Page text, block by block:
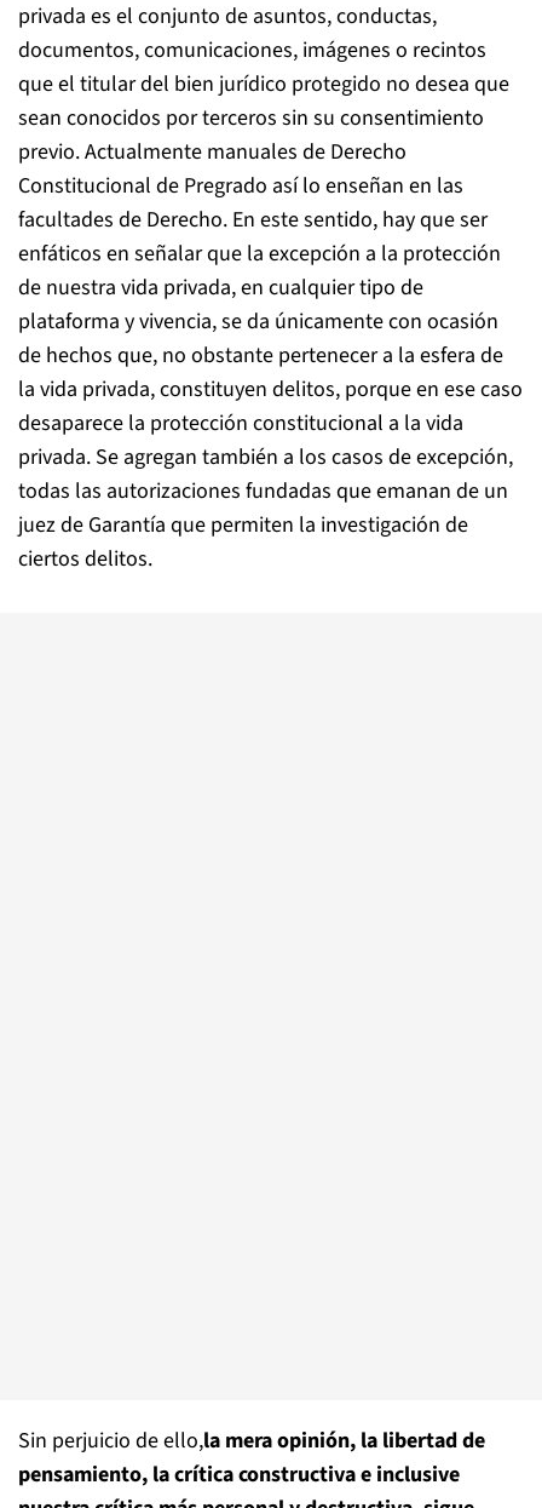
privada es el conjunto de asuntos, conductas,
documentos, comunicaciones, imágenes o recintos
que el titular del bien jurídico protegido no desea que
sean conocidos por terceros sin su consentimiento
previo. Actualmente manuales de Derecho
Constitucional de Pregrado así lo enseñan en las
facultades de Derecho. En este sentido, hay que ser
enfáticos en señalar que la excepción a la protección
de nuestra vida privada, en cualquier tipo de
plataforma y vivencia, se da únicamente con ocasión
de hechos que, no obstante pertenecer a la esfera de
la vida privada, constituyen delitos, porque en ese caso
desaparece la protección constitucional a la vida
privada. Se agregan también a los casos de excepción,
todas las autorizaciones fundadas que emanan de un
juez de Garantía que permiten la investigación de
ciertos delitos.
Sin perjuicio de ello,la mera opinión, la libertad de
pensamiento, la crítica constructiva e inclusive